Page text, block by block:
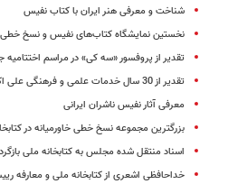
شناخت و معرفی هنر ایران با کتاب نفیس
نخستین نمایشگاه کتاب‌های نفیس و نسخ خطی
تقدیر از پروفسور «سه کی» در مراسم
تقدیر از 30 سال خدمات علمی و فرهنگی علی اکبر اشعری
معرفی آثار نفیس ناشران ایرانی
بزرگترین مجموعه نسخ خطی خاورمیانه در
اسناد منتقل شده مجلس به کتابخانه ملی
خداحافظی اشعری از کتابخانه ملی و معارفه